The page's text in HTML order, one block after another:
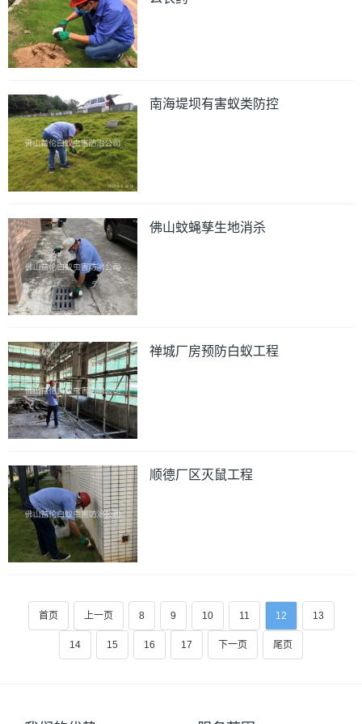
南海堤坝有害蚁类防控
佛山蚊蝇孳生地消杀
禅城厂房预防白蚁工程
顺德厂区灭鼠工程
首页 上一页 8 9 10 11 12 13
14 15 16 17 下一页 尾页